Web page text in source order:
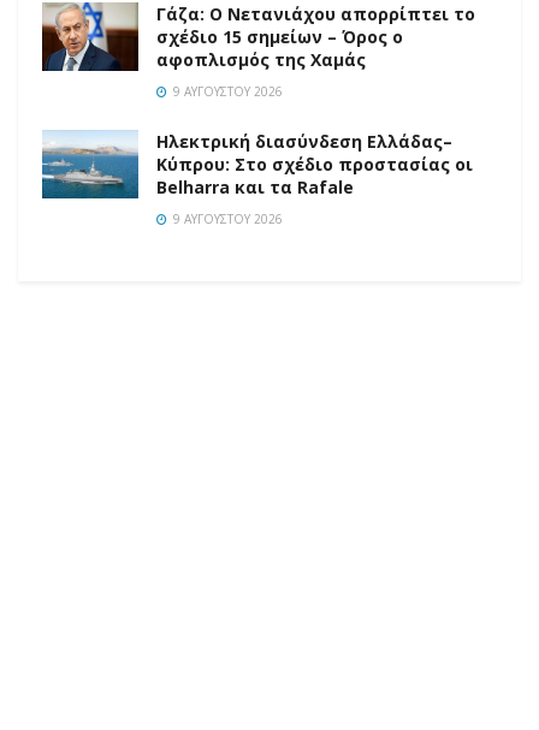
Γάζα: Ο Νετανιάχου απορρίπτει το
σχέδιο 15 σημείων – Όρος ο
αφοπλισμός της Χαμάς
9 ΑΥΓΟΎΣΤΟΥ 2026
Ηλεκτρική διασύνδεση Ελλάδας–
Κύπρου: Στο σχέδιο προστασίας οι
Belharra και τα Rafale
9 ΑΥΓΟΎΣΤΟΥ 2026